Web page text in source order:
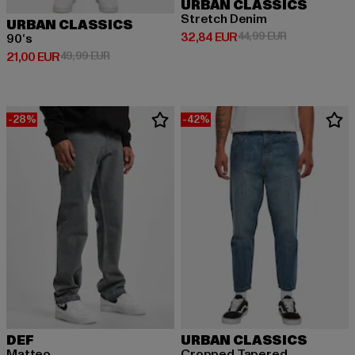
URBAN CLASSICS
90‘s
21,00 EUR
Derzeitiger Preis: 21,00 EUR
49,99 EURAktionspreis: 49,99 EUR
URBAN CLASSICS
Stretch Denim
32,84 EUR
Derzeitiger Preis: 32,84 EUR
44,99 EURAktionspreis:
-28%
DEF
-42%
URBAN CLASSICS